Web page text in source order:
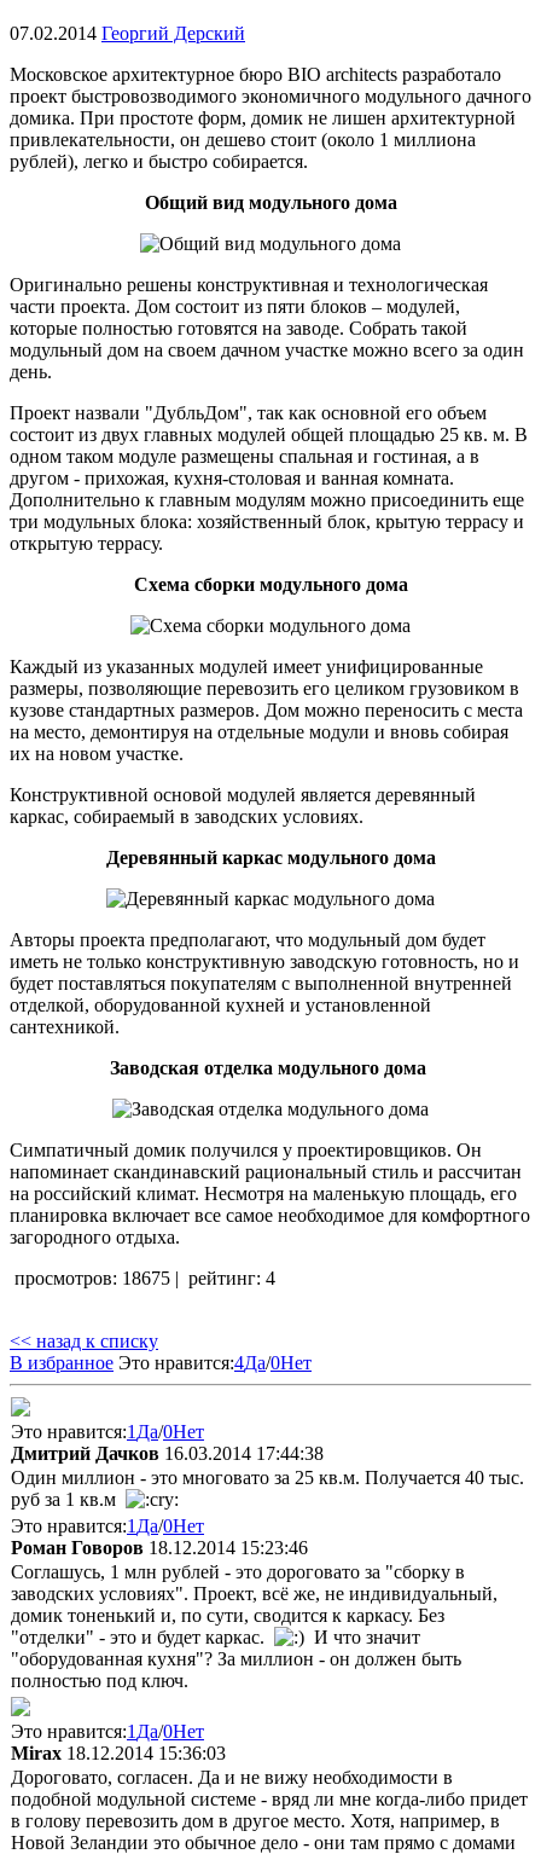
07.02.2014 Георгий Дерский
Московское архитектурное бюро BIO architects разработало
проект быстровозводимого экономичного модульного дачного
домика. При простоте форм, домик не лишен архитектурной
привлекательности, он дешево стоит (около 1 миллиона
рублей), легко и быстро собирается.
Общий вид модульного дома
Оригинально решены конструктивная и технологическая
части проекта. Дом состоит из пяти блоков – модулей,
которые полностью готовятся на заводе. Собрать такой
модульный дом на своем дачном участке можно всего за один
день.
Проект назвали "ДубльДом", так как основной его объем
состоит из двух главных модулей общей площадью 25 кв. м. В
одном таком модуле размещены спальная и гостиная, а в
другом - прихожая, кухня-столовая и ванная комната.
Дополнительно к главным модулям можно присоединить еще
три модульных блока: хозяйственный блок, крытую террасу и
открытую террасу.
Схема сборки модульного дома
Каждый из указанных модулей имеет унифицированные
размеры, позволяющие перевозить его целиком грузовиком в
кузове стандартных размеров. Дом можно переносить с места
на место, демонтируя на отдельные модули и вновь собирая
их на новом участке.
Конструктивной основой модулей является деревянный
каркас, собираемый в заводских условиях.
Деревянный каркас модульного дома
Авторы проекта предполагают, что модульный дом будет
иметь не только конструктивную заводскую готовность, но и
будет поставляться покупателям с выполненной внутренней
отделкой, оборудованной кухней и установленной
сантехникой.
Заводская отделка модульного дома
Симпатичный домик получился у проектировщиков. Он
напоминает скандинавский рациональный стиль и рассчитан
на российский климат. Несмотря на маленькую площадь, его
планировка включает все самое необходимое для комфортного
загородного отдыха.
просмотров: 18675 | рейтинг: 4
<< назад к списку
В избранное Это нравится:4Да/0Нет
Это нравится:1 Да/0Нет
Дмитрий Дачков 16.03.2014 17:44:38
Один миллион - это многовато за 25 кв.м. Получается 40 тыс.
руб за 1 кв.м
Это нравится:1 Да/0Нет
Роман Говоров 18.12.2014 15:23:46
Соглашусь, 1 млн рублей - это дороговато за "сборку в
заводских условиях". Проект, всё же, не индивидуальный,
домик тоненький и, по сути, сводится к каркасу. Без
"отделки" - это и будет каркас.
И что значит
"оборудованная кухня"? За миллион - он должен быть
полностью под ключ.
Это нравится:1 Да/0Нет
Mirax 18.12.2014 15:36:03
Дороговато, согласен. Да и не вижу необходимости в
подобной модульной системе - вряд ли мне когда-либо придет
в голову перевозить дом в другое место. Хотя, например, в
Новой Зеландии это обычное дело - они там прямо с домами